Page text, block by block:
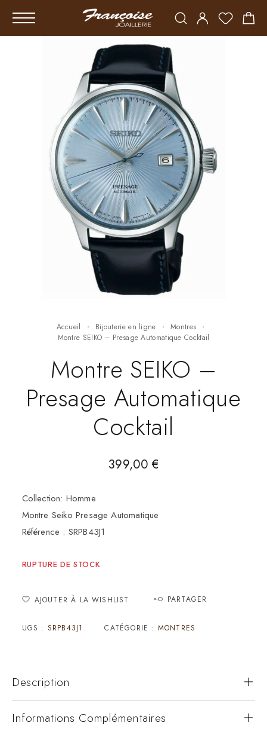
Accueil Bijouterie en ligne
Montres
Montre SEIKO – Presage Automatique Cocktail
Montre SEIKO –
Presage Automatique
Cocktail
399,00€
Collection: Homme
Montre Seiko Presage Automatique
Référence : SRPB43J1
RUPTURE DE STOCK
AJOUTER À LA WISHLIST PARTAGER
UGS : SRPB43J1 CATÉGORIE : MONTRES
Description
Informations Complémentaires